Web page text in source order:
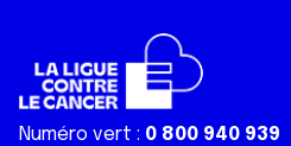
Numéro vert : 0 800 940 939